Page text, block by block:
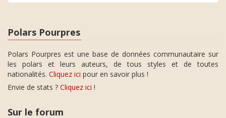
Polars Pourpres
Polars Pourpres est une base de données communautaire sur
les polars et leurs auteurs, de tous styles et de toutes
nationalités. Cliquez ici pour en savoir plus !
Envie de stats ? Cliquez ici !
Sur le forum